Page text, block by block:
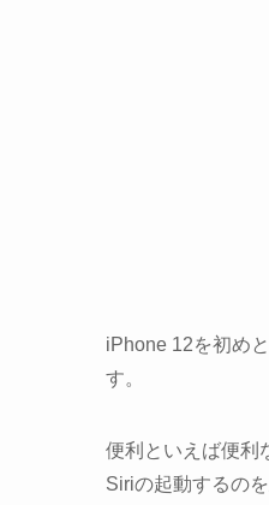
iPhone 12を初め
す。
便利といえば便利
Siriの起動するの